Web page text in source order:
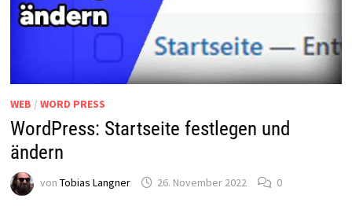
WEB / WORD PRESS
WordPress: Startseite festlegen und
ändern
von Tobias Langner 26. November 2022 0